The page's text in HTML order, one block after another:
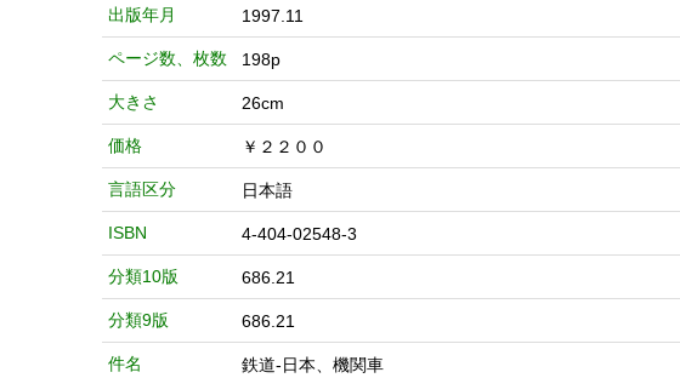
出版年月 1997.11
ページ数、枚数 198p
大きさ 26cm
価格 ￥２２００
言語区分 日本語
ISBN 4-404-02548-3
分類10版 686.21
分類9版 686.21
件名 鉄道-日本、機関車